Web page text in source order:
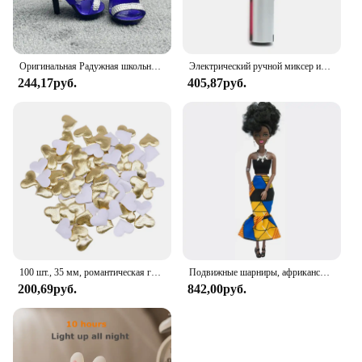
Оригинальная Радужная школьная кукла, можно выбрать обувь, каблук, сапоги, игрушки для девочек «сделай сам»
244,17руб.
Электрический ручной миксер из нержавеющей стали, Легкий Блендер для выпечки и приготовления пищи
405,87руб.
100 шт., 35 мм, романтическая губка, атласная ткань, лепестки в форме сердца, свадебные конфетти, настольная кровать, лепестки в форме сердца, свадебное украшение на день Святого Валентина
200,69руб.
Подвижные шарниры, африканская черная кукла для американских кукол, аксессуары, тело Nudy с одеждой для Барби, игрушка для девочки, ролевая детская игрушка, подарок
842,00руб.